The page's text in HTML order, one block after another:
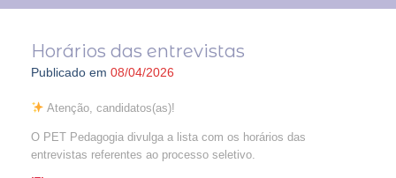
Horários das entrevistas
Publicado em 08/04/2026
Atenção, candidatos(as)!
O PET Pedagogia divulga a lista com os horários das
entrevistas referentes ao processo seletivo.